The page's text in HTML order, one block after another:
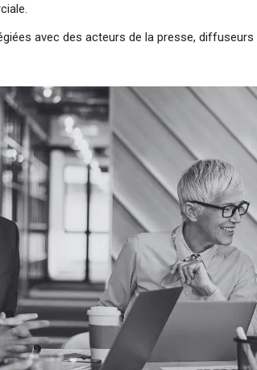
avec des acteurs de la presse, diffuseurs
Cette